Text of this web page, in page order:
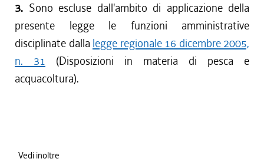
3. Sono escluse dall'ambito di applicazione della
presente legge le funzioni amministrative
disciplinate dalla legge regionale 16 dicembre 2005,
n. 31 (Disposizioni in materia di pesca e
acquacoltura).
Vedi inoltre